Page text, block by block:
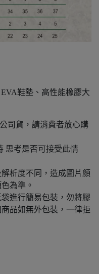
鞋墊、高性能橡膠大
司貨，請消費者放心購
思考是否可接受此情
析度不同，造成圖片顏
為準。
進行簡易包裝，勿將膠
品如無外包裝，一律拒